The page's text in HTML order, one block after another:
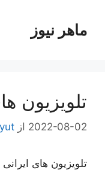
محتواماهر نیوز
تلویزیون
2022-08-02 از
تلویزیون های